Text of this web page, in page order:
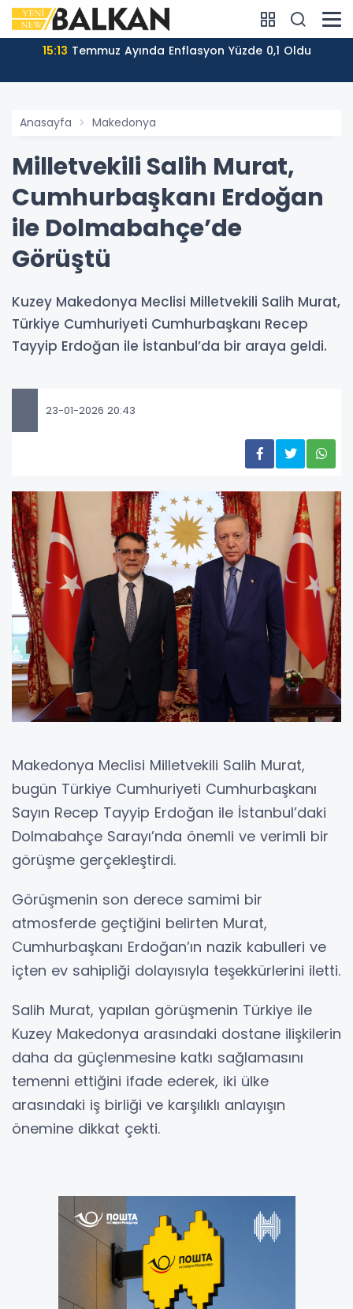
15:13 Temmuz Ayında Enflasyon Yüzde 0,1 Oldu
Anasayfa Makedonya
Milletvekili Salih Murat,
Cumhurbaşkanı Erdoğan
ile Dolmabahçe’de
Görüştü
Kuzey Makedonya Meclisi Milletvekili Salih Murat,
Türkiye Cumhuriyeti Cumhurbaşkanı Recep
Tayyip Erdoğan ile İstanbul’da bir araya geldi.
23-01-2026 20:43
Makedonya Meclisi Milletvekili Salih Murat,
bugün Türkiye Cumhuriyeti Cumhurbaşkanı
Sayın Recep Tayyip Erdoğan ile İstanbul’daki
Dolmabahçe Sarayı’nda önemli ve verimli bir
görüşme gerçekleştirdi.
Görüşmenin son derece samimi bir
atmosferde geçtiğini belirten Murat,
Cumhurbaşkanı Erdoğan’ın nazik kabulleri ve
içten ev sahipliği dolayısıyla teşekkürlerini iletti.
Salih Murat, yapılan görüşmenin Türkiye ile
Kuzey Makedonya arasındaki dostane ilişkilerin
daha da güçlenmesine katkı sağlamasını
temenni ettiğini ifade ederek, iki ülke
arasındaki iş birliği ve karşılıklı anlayışın
önemine dikkat çekti.